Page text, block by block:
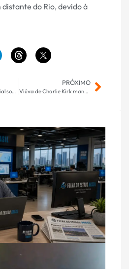
do Rio, devido à
TV Brasil exibe especial sobre julgamento da tentativa de golpe
PRÓXIMO
Viúva de Charlie Kirk manda recado a assassino do marido e promete ‘manter viva’ sua missão